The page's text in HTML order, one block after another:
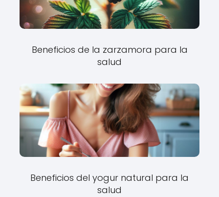
Beneficios de la zarzamora para la
salud
Beneficios del yogur natural para la
salud